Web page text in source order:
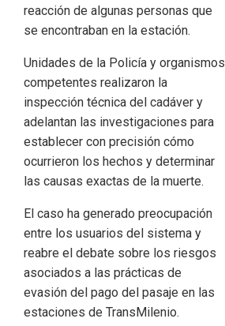
reacción de algunas personas que
se encontraban en la estación.
Unidades de la Policía y organismos
competentes realizaron la
inspección técnica del cadáver y
adelantan las investigaciones para
establecer con precisión cómo
ocurrieron los hechos y determinar
las causas exactas de la muerte.
El caso ha generado preocupación
entre los usuarios del sistema y
reabre el debate sobre los riesgos
asociados a las prácticas de
evasión del pago del pasaje en las
estaciones de TransMilenio.